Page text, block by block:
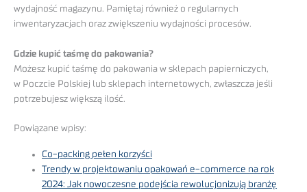
wydajność magazynu. Pamiętaj również o regularnych
inwentaryzacjach oraz zwiększeniu wydajności procesów.
Gdzie kupić taśmę do pakowania?
Możesz kupić taśmę do pakowania w sklepach papierniczych,
w Poczcie Polskiej lub sklepach internetowych, zwłaszcza jeśli
potrzebujesz większą ilość.
Powiązane wpisy:
Co-packing pełen korzyści
Trendy w projektowaniu opakowań e-commerce na rok
2024: Jak nowoczesne podejścia rewolucjonizują branżę